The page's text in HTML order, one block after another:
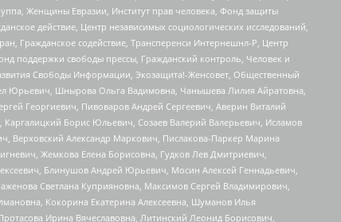
Женщины Евразии, Институт прав человека, Фонд защиты
действие, Центр независимых социологических исследований,
Гражданское содействие, Трансперенси Интернешнл-Р, Центр
поддержки свободы прессы, Гражданский контроль, Человек и
Свободы Информации, Экозащита!-Женсовет, Общественный
Юрьевич, Шнырова Ольга Вадимовна, Чанышева Лилия Айратовна,
Георгиевич, Пивоваров Андрей Сергеевич, Аверин Виталий
Борис Юльевич, Созаев Валерий Валерьевич, Исламов
Верховский Александр Маркович, Пислакова-Паркер Марина
Жемкова Елена Борисовна, Гудков Лев Дмитриевич,
Блинушов Андрей Юрьевич, Мосин Алексей Геннадьевич,
Светлана Куприяновна, Максимов Сергей Владимирович,
Кокорина Екатерина Алексеевна, Шуманов Илья
Ирина Вячеславовна, Литинский Леонид Борисович,